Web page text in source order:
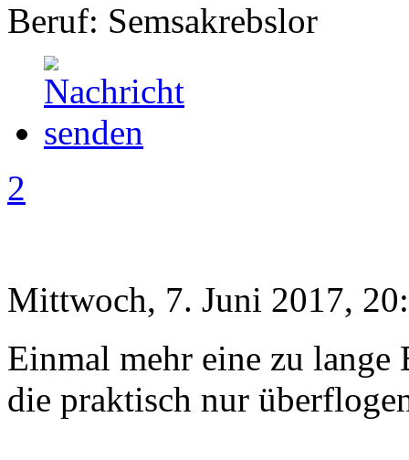
Beruf: Semsakrebslor
2
Mittwoch, 7. Juni 2017,
Einmal mehr eine zu
die praktisch nur